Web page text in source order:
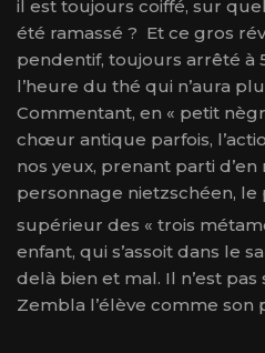
il est toujours coiffé, sur
été ramassé ? Et ce gros
pendentif, toujours arrêté à
l’heure du thé qui n’aura
Commentant, en « petit
chœur antique parfois,
nos yeux, prenant parti
personnage nietzschéen,
supérieur des « trois
enfant, qui s’assoit dans le
delà bien et mal. Il n’est
Zembla l’élève comme son